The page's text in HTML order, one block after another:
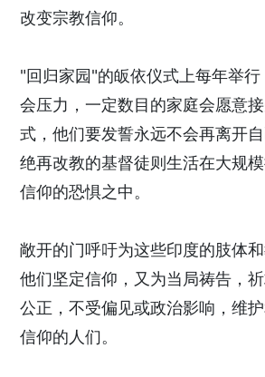
改变宗教信仰。
"回归家园"的皈依仪式上每年举
会压力，一定数目的家庭会愿意
式，他们要发誓永远不会再离开
绝再改教的基督徒则生活在大规
信仰的恐惧之中。
敞开的门呼吁为这些印度的肢体
他们坚定信仰，又为当局祷告，
公正，不受偏见或政治影响，维
信仰的人们。